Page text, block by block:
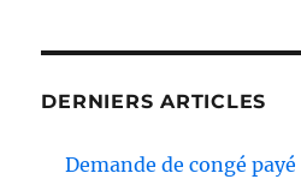
DERNIERS ARTICLES
Demande de congé payé